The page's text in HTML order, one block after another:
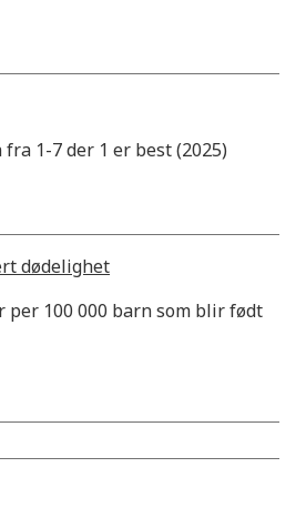
1-7 der 1 er best (2025)
dødelighet
per 100 000 barn som blir født